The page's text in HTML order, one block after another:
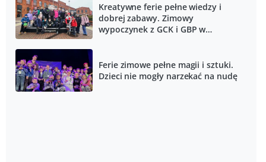
Kreatywne ferie pełne wiedzy i
dobrej zabawy. Zimowy
wypoczynek z GCK i GBP w
Ferie zimowe pełne magii i sztuki.
Dzieci nie mogły narzekać na nudę